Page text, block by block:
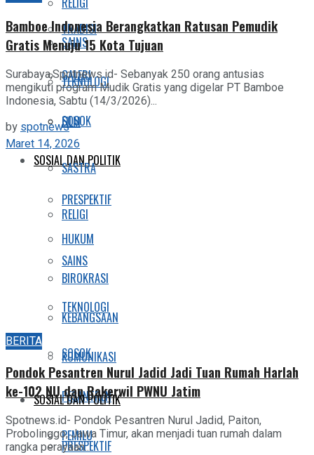
SAINS
TEKNOLOGI
SOSOK
SOSIAL DAN POLITIK
PRESPEKTIF
HUKUM
BIROKRASI
KEBANGSAAN
KOMUNIKASI
PESANTREN
PEMILU
TRADISI
GALERI
FILM
SASTRA
RELIGI
SAINS
TEKNOLOGI
SOSOK
SOSIAL DAN POLITIK
PRESPEKTIF
Bamboe Indonesia Berangkatkan Ratusan Pemudik
Gratis Menuju 15 Kota Tujuan
Surabaya,Spotnews.id- Sebanyak 250 orang antusias
mengikuti program Mudik Gratis yang digelar PT Bamboe
Indonesia, Sabtu (14/3/2026)...
by spotnews
Maret 14, 2026
BERITA
Pondok Pesantren Nurul Jadid Jadi Tuan Rumah Harlah
ke-102 NU dan Rakerwil PWNU Jatim
Spotnews.id- Pondok Pesantren Nurul Jadid, Paiton,
Probolinggo, Jawa Timur, akan menjadi tuan rumah dalam
rangka perayaan...